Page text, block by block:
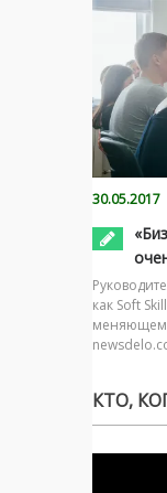
30.05.2017
как Soft
КТО,